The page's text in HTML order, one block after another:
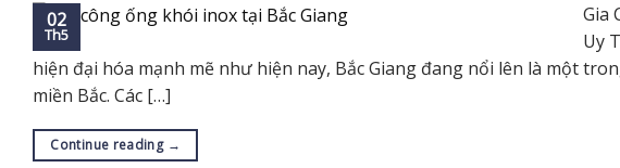
02
Th5
Gia
Uy
hiện đại hóa mạnh mẽ như hiện nay, Bắc Giang đang nổi lên là một
miền Bắc. Các […]
Continue reading →